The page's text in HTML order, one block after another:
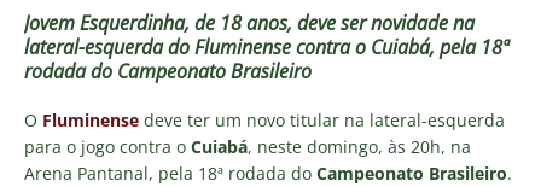
Jovem Esquerdinha, de 18 anos, deve ser novidade na
lateral-esquerda do Fluminense contra o Cuiabá, pela 18ª
rodada do Campeonato Brasileiro
O Fluminense deve ter um novo titular na lateral-esquerda
para o jogo contra o Cuiabá, neste domingo, às 20h, na
Arena Pantanal, pela 18ª rodada do Campeonato Brasileiro.